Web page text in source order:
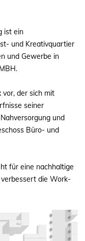
ist ein
und Kreativquartier
und Gewerbe in
vor, der sich mit
seiner
und
Büro- und
für eine nachhaltige
die Work-